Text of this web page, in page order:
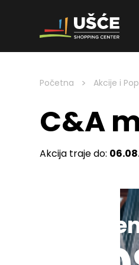
Skip to content
Početna > Akcije i
C&A
Akcija traje do: